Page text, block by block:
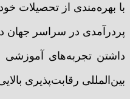
با بهره‌مندی از تحصیلات
پردرآمدی در سراسر جهان
داشتن تجربه‌های آموزشی
بین‌المللی رقابت‌پذیری